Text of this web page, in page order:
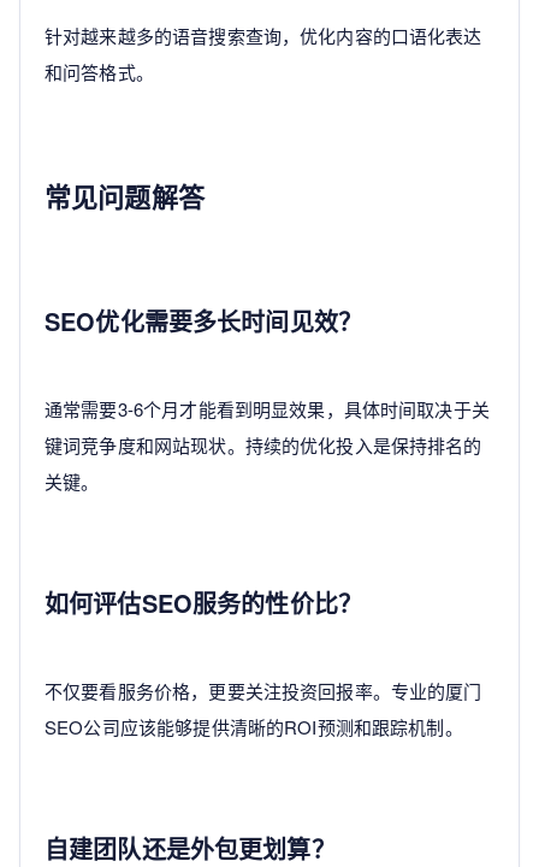
针对越来越多的语音搜索查询，优化内容的口语化表达
和问答格式。
常见问题解答
SEO优化需要多长时间见效？
通常需要3-6个月才能看到明显效果，具体时间取决于关
键词竞争度和网站现状。持续的优化投入是保持排名的
关键。
如何评估SEO服务的性价比？
不仅要看服务价格，更要关注投资回报率。专业的厦门
SEO公司应该能够提供清晰的ROI预测和跟踪机制。
自建团队还是外包更划算？